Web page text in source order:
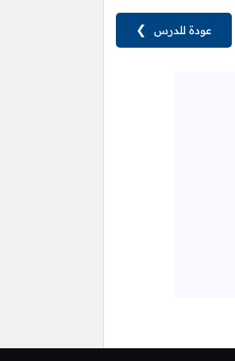
عودة للدرس ❯